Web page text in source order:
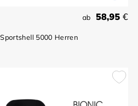
ab 58,95 €
5000 Herren